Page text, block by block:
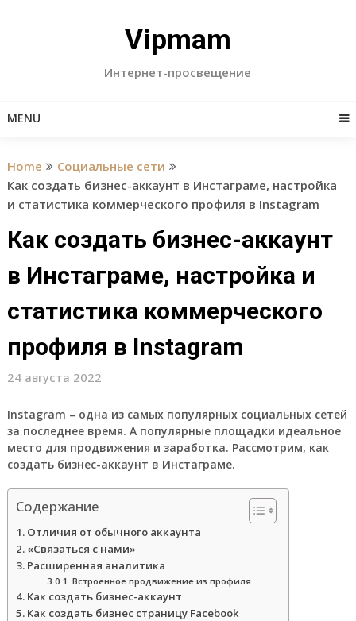
Vipmam
Интернет-просвещение
MENU
Home
Социальные сети
Как создать бизнес-аккаунт в Инстаграме, настройка
и статистика коммерческого профиля в Instagram
Как создать бизнес-аккаунт
в Инстаграме, настройка и
статистика коммерческого
профиля в Instagram
24 августа 2022
Instagram – одна из самых популярных социальных сетей
за последнее время. А популярные площадки идеальное
место для продвижения и заработка. Рассмотрим, как
создать бизнес-аккаунт в Инстаграме.
Содержание
Отличия от обычного аккаунта
«Связаться с нами»
Расширенная аналитика
Встроенное продвижение из профиля
Как создать бизнес-аккаунт
Как создать бизнес страницу Facebook